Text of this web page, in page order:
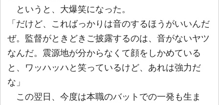
というと、大爆笑になった。
「だけど、こればっかりは音のするほうがいいんだ
ぜ。監督がときどきご披露するのは、音がないヤツ
なんだ。震源地が分からなくて顔をしかめている
と、ワッハッハと笑っているけど、あれは強力だ
な」
この翌日、今度は本職のバットでの一発も生ま